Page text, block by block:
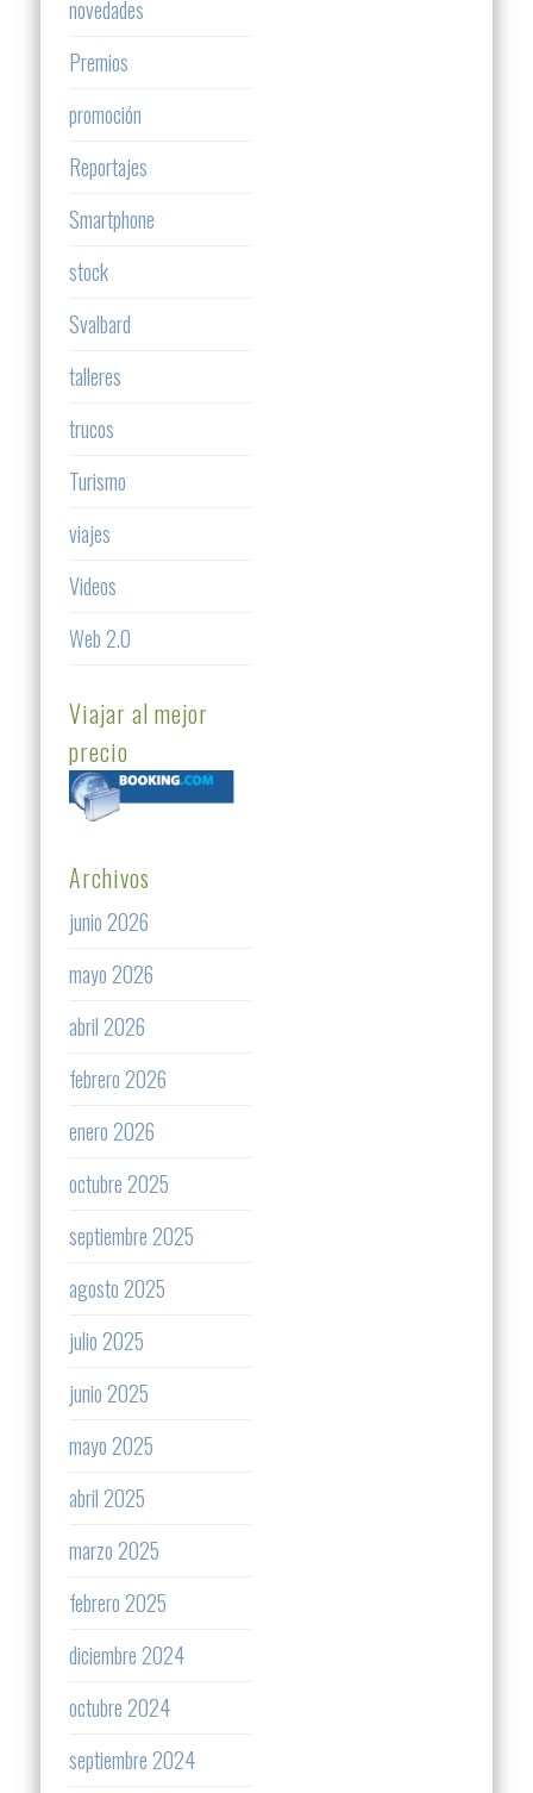
novedades
Premios
promoción
Reportajes
Smartphone
stock
Svalbard
talleres
trucos
Turismo
viajes
Videos
Web 2.0
Viajar al mejor
precio
Archivos
junio 2026
mayo 2026
abril 2026
febrero 2026
enero 2026
octubre 2025
septiembre 2025
agosto 2025
julio 2025
junio 2025
mayo 2025
abril 2025
marzo 2025
febrero 2025
diciembre 2024
octubre 2024
septiembre 2024